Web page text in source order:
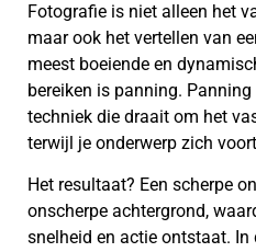
Fotografie is niet alleen het
maar ook het vertellen van
meest boeiende en
bereiken is panning.
techniek die draait om het
terwijl je onderwerp zich
Het resultaat? Een scherpe
onscherpe achtergrond,
snelheid en actie ontstaat. In